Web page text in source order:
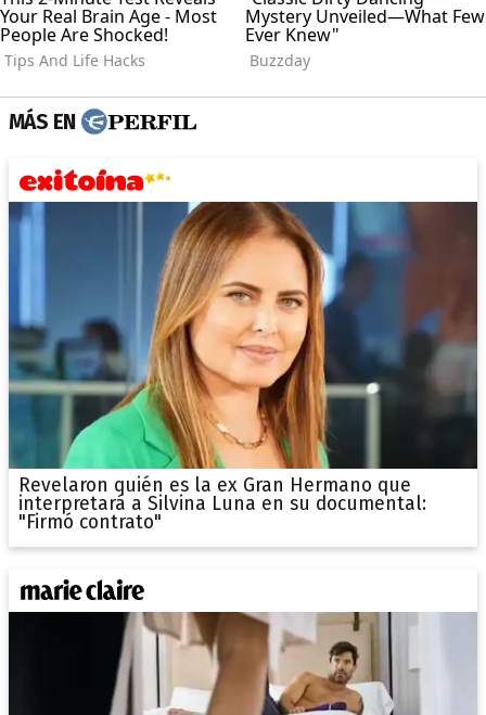
MÁS EN
Revelaron quién es la ex Gran Hermano que
interpretará a Silvina Luna en su documental:
"Firmó contrato"